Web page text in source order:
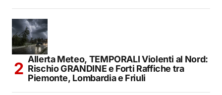
Allerta Meteo, TEMPORALI Violenti al Nord:
Rischio GRANDINE e Forti Raffiche tra
Piemonte, Lombardia e Friuli